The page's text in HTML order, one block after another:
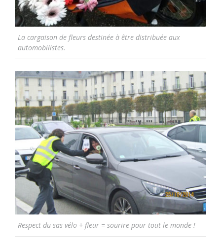
La cargaison de fleurs destinée à être distribuée aux
automobilistes.
Respect du sas vélo + fleur = sourire pour tout le monde !